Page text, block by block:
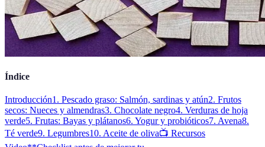
Índice
Introducción1. Pescado graso: Salmón, sardinas y atún2. Frutos
secos: Nueces y almendras3. Chocolate negro4. Verduras de hoja
verde5. Frutas: Bayas y plátanos6. Yogur y probióticos7. Avena8.
Té verde9. Legumbres10. Aceite de oliva📺 Recursos